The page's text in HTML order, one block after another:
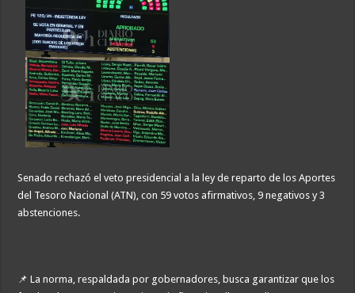
Senado rechazó el veto presidencial a la ley de reparto de los Aportes
del Tesoro Nacional (ATN), con 59 votos afirmativos, 9 negativos y 3
abstenciones.
📌 La norma, respaldada por gobernadores, busca garantizar que los